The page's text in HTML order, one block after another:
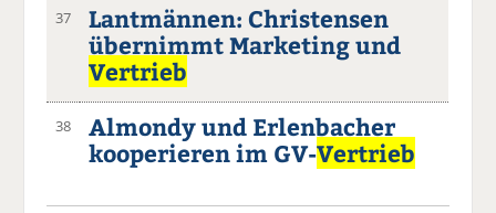
37
Lantmännen: Christensen
übernimmt Marketing und
Vertrieb
38
Almondy und Erlenbacher
kooperieren im GV-Vertrieb